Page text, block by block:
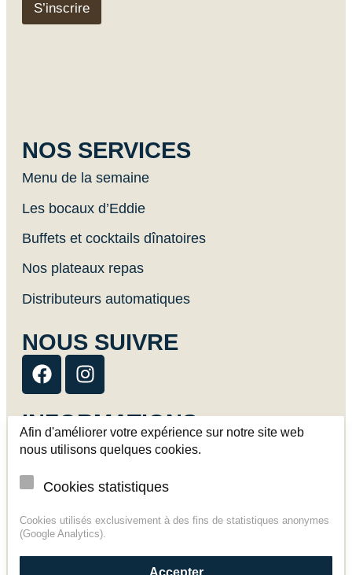
S’inscrire
NOS SERVICES
Menu de la semaine
Les bocaux d’Eddie
Buffets et cocktails dînatoires
Nos plateaux repas
Distributeurs automatiques
NOUS SUIVRE
INFORMATIONS
Livraison
Contact
Mentions légales
Politique de confidentialité
Afin d'améliorer votre expérience sur notre site web
nous utilisons quelques cookies.
Cookies statistiques
Cookies utilisés exclusivement à des fins de statistiques anonymes
(Google Analytics).
Accepter